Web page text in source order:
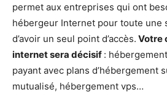
permet aux entreprises qui ont
hébergeur Internet pour toute une
d’avoir un seul point d’accès. Votre
internet sera décisif :
payant avec plans d’hébergement
mutualisé, hébergement vps…